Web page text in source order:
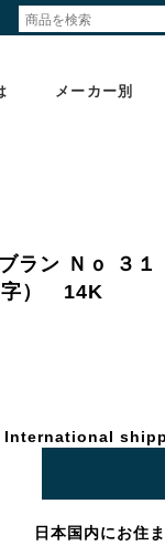
メーカー別
ラン Ｎｏ ３
字）
International
日本国内にお住